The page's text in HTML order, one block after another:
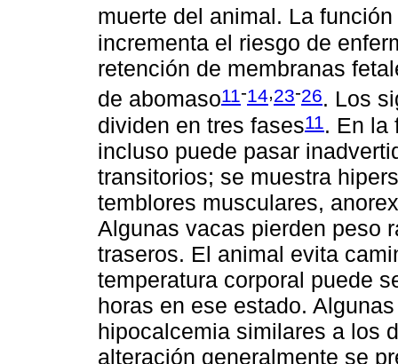
muerte del animal. La
incrementa el riesgo de
retención de membranas
de abomaso11 -14 23-26. Los
dividen en tres fases11. En la
incluso puede pasar
transitorios; se muestra
temblores musculares,
Algunas vacas pierden peso
traseros. El animal evita
temperatura corporal puede
horas en ese estado.
hipocalcemia similares a los
alteración generalmente se